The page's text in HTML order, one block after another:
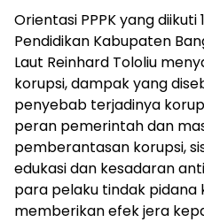
Orientasi PPPK yang diikuti
Pendidikan Kabupaten
Laut Reinhard Tololiu
korupsi, dampak yang
penyebab terjadinya
peran pemerintah dan
pemberantasan korupsi,
edukasi dan kesadaran
para pelaku tindak pidana
memberikan efek jera